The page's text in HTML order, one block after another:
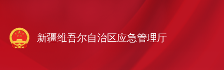
新疆维吾尔自治区应急管理厅